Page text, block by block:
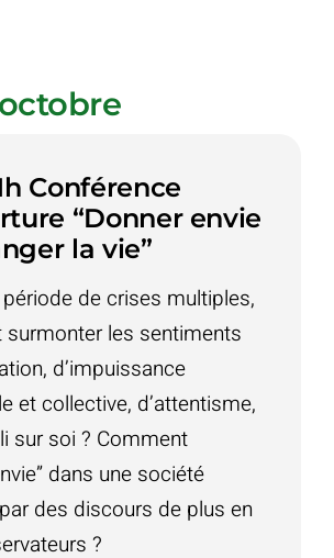
Conférence
“Donner envie
la vie”
de crises multiples,
les sentiments
d’impuissance
et collective, d’attentisme,
sur soi ? Comment
dans une société
des discours de plus en
?